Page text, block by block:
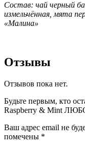
Состав: чай черный
измельчённая, мята
«Малина»
Отзывы
Отзывов пока нет.
Будьте первым, кто
Raspberry & Mint
Ваш адрес email не
помечены *